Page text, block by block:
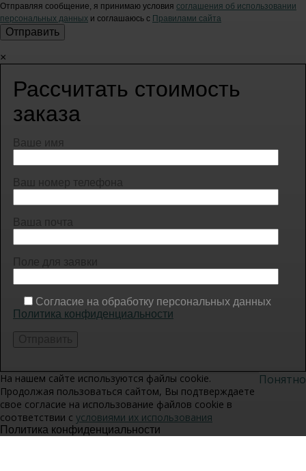
Отправляя сообщение, я принимаю условия соглашения об использовании
персональных данных и соглашаюсь с Правилами сайта
×
Рассчитать стоимость
заказа
Ваше имя
Ваш номер телефона
Ваша почта
Поле для заявки
Согласие на обработку персональных данных
Политика конфиденциальности
На нашем сайте используются файлы cookie.
Продолжая пользоваться сайтом, Вы подтверждаете
свое согласие на использование файлов cookie в
соответствии с условиями их использования
Понятно
Политика конфиденциальности